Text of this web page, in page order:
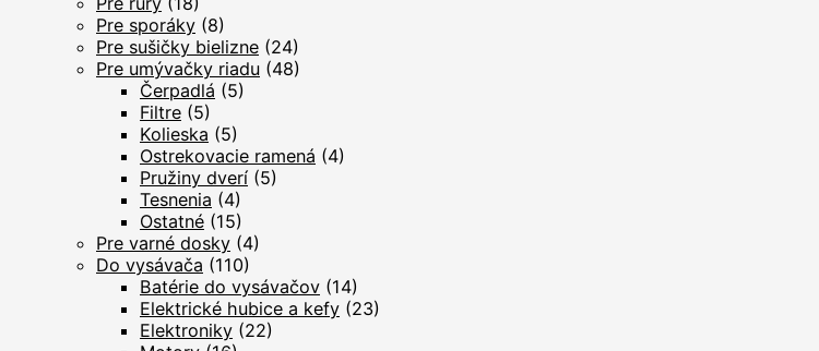
Pre sporáky (8)
Pre sušičky bielizne (24)
Pre umývačky riadu (48)
Čerpadlá (5)
Filtre (5)
Kolieska (5)
Ostrekovacie ramená (4)
Pružiny dverí (5)
Tesnenia (4)
Ostatné (15)
Pre varné dosky (4)
Do vysávača (110)
Batérie do vysávačov (14)
Elektrické hubice a kefy (23)
Elektroniky (22)